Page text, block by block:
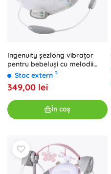
Ingenuity șezlong vibrațor
pentru bebeluși cu melodii
Flora the Unicorn
Stoc extern ?
349,00 lei
În coș